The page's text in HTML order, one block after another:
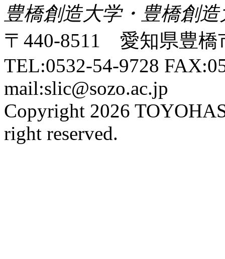
豊橋創造大学・豊橋創
〒440-8511 愛知県豊橋
TEL:0532-54-9728
mail:slic@sozo.ac.jp
Copyright 2026
right reserved.